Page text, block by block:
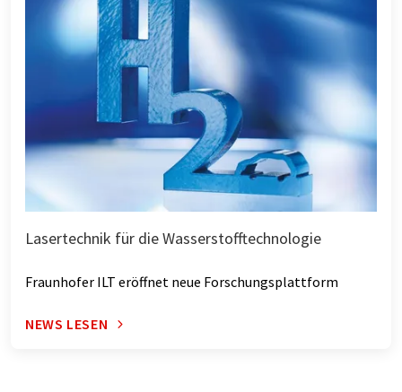
Lasertechnik für die Wasserstofftechnologie
Fraunhofer ILT eröffnet neue Forschungsplattform
NEWS LESEN